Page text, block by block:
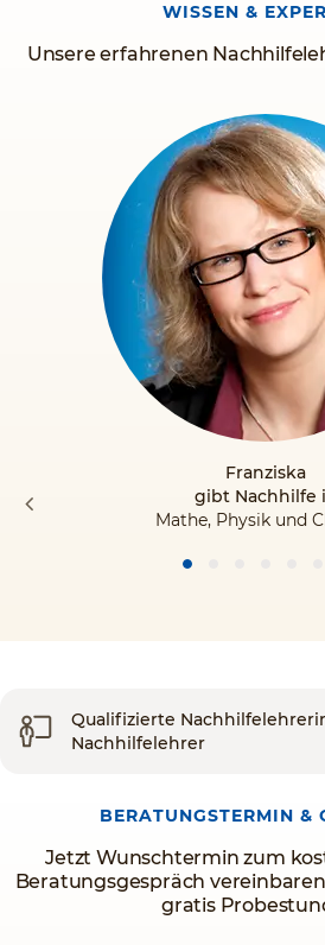
Unsere erfahrenen
WISSEN &
Franziska
gibt Nachhilfe
Mathe, Physik und
Qualifizierte
Nachhilfelehrer
BERATUNGSTERMIN &
Jetzt Wunschtermin zum
Beratungsgespräch
gratis